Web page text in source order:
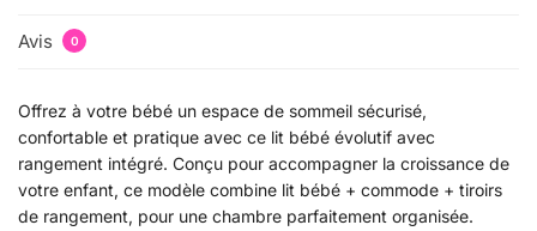
Avis 0
Offrez à votre bébé un espace de sommeil sécurisé,
confortable et pratique avec ce lit bébé évolutif avec
rangement intégré. Conçu pour accompagner la croissance de
votre enfant, ce modèle combine lit bébé + commode + tiroirs
de rangement, pour une chambre parfaitement organisée.